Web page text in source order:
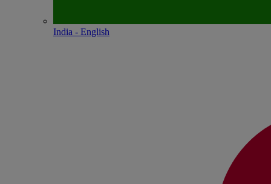
India - English